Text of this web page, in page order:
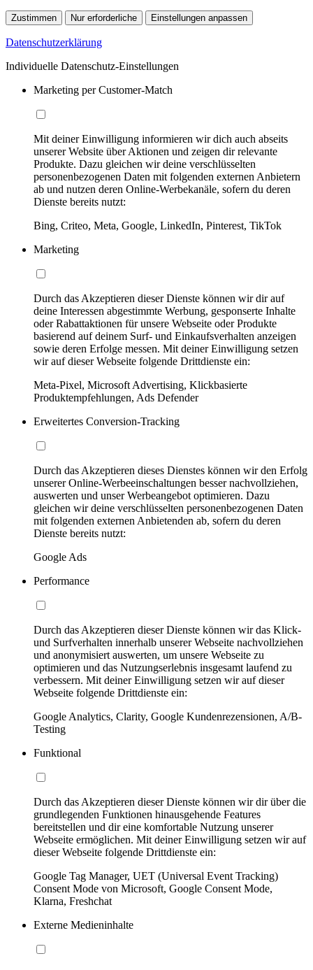
Zustimmen Nur erforderliche Einstellungen anpassen
Datenschutzerklärung
Individuelle Datenschutz-Einstellungen
Marketing per Customer-Match
Mit deiner Einwilligung informieren wir dich auch abseits
unserer Website über Aktionen und zeigen dir relevante
Produkte. Dazu gleichen wir deine verschlüsselten
personenbezogenen Daten mit folgenden externen Anbietern
ab und nutzen deren Online-Werbekanäle, sofern du deren
Dienste bereits nutzt:
Bing, Criteo, Meta, Google, LinkedIn, Pinterest, TikTok
Marketing
Durch das Akzeptieren dieser Dienste können wir dir auf
deine Interessen abgestimmte Werbung, gesponserte Inhalte
oder Rabattaktionen für unsere Webseite oder Produkte
basierend auf deinem Surf- und Einkaufsverhalten anzeigen
sowie deren Erfolge messen. Mit deiner Einwilligung setzen
wir auf dieser Webseite folgende Drittdienste ein:
Meta-Pixel, Microsoft Advertising, Klickbasierte
Produktempfehlungen, Ads Defender
Erweitertes Conversion-Tracking
Durch das Akzeptieren dieses Dienstes können wir den Erfolg
unserer Online-Werbeeinschaltungen besser nachvollziehen,
auswerten und unser Werbeangebot optimieren. Dazu
gleichen wir deine verschlüsselten personenbezogenen Daten
mit folgenden externen Anbietenden ab, sofern du deren
Dienste bereits nutzt:
Google Ads
Performance
Durch das Akzeptieren dieser Dienste können wir das Klick-
und Surfverhalten innerhalb unserer Webseite nachvollziehen
und anonymisiert auswerten, um unsere Webseite zu
optimieren und das Nutzungserlebnis insgesamt laufend zu
verbessern. Mit deiner Einwilligung setzen wir auf dieser
Webseite folgende Drittdienste ein:
Google Analytics, Clarity, Google Kundenrezensionen, A/B-
Testing
Funktional
Durch das Akzeptieren dieser Dienste können wir dir über die
grundlegenden Funktionen hinausgehende Features
bereitstellen und dir eine komfortable Nutzung unserer
Webseite ermöglichen. Mit deiner Einwilligung setzen wir auf
dieser Webseite folgende Drittdienste ein:
Google Tag Manager, UET (Universal Event Tracking)
Consent Mode von Microsoft, Google Consent Mode,
Klarna, Freshchat
Externe Medieninhalte